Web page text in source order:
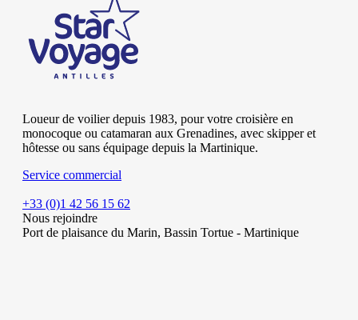
Loueur de voilier depuis 1983, pour votre croisière en
monocoque ou catamaran aux Grenadines, avec skipper et
hôtesse ou sans équipage depuis la Martinique.
Service commercial
+33 (0)1 42 56 15 62
Nous rejoindre
Port de plaisance du Marin, Bassin Tortue - Martinique